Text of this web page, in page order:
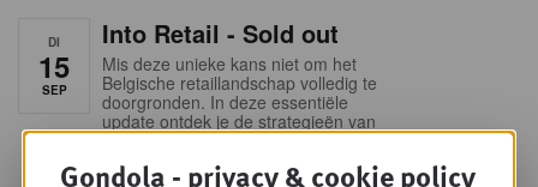
DI
15
SEP
Into Retail - Sold out
Mis deze unieke kans niet om het
Belgische retaillandschap volledig te
doorgronden. In deze essentiële
update ontdek je de strategieën van
de belangrijkste foodretailers, krijg je
verzamel je onmisbare inzichten in
Gondola - privacy & cookie policy